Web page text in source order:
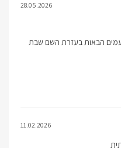
28.05.2026
הבאות בעזרת השם שבת
11.02.2026